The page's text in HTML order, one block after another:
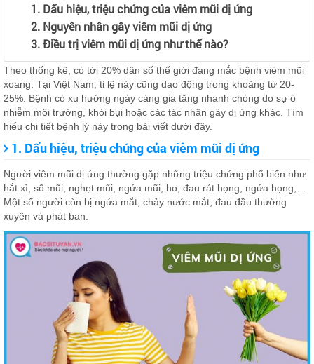
1. Dấu hiệu, triệu chứng của viêm mũi dị ứng
2. Nguyên nhân gây viêm mũi dị ứng
3. Điều trị viêm mũi dị ứng như thế nào?
Theo thống kê, có tới 20% dân số thế giới đang mắc bệnh viêm mũi
xoang. Tại Việt Nam, tỉ lệ này cũng dao động trong khoảng từ 20-
25%. Bệnh có xu hướng ngày càng gia tăng nhanh chóng do sự ô
nhiễm môi trường, khói bụi hoặc các tác nhân gây dị ứng khác. Tìm
hiểu chi tiết bệnh lý này trong bài viết dưới đây.
1. Dấu hiệu, triệu chứng của viêm mũi dị ứng
Người viêm mũi dị ứng thường gặp những triệu chứng phổ biến như
hắt xì, sổ mũi, nghẹt mũi, ngứa mũi, ho, đau rát họng, ngứa họng,…
Một số người còn bị ngứa mắt, chảy nước mắt, đau đầu thường
xuyên và phát ban.